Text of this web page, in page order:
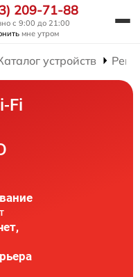
209-71-88
с 9:00 до 21:00
мне утром
устройств
Fi